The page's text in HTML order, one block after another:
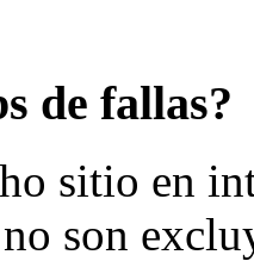
de fallas?
sitio en
son